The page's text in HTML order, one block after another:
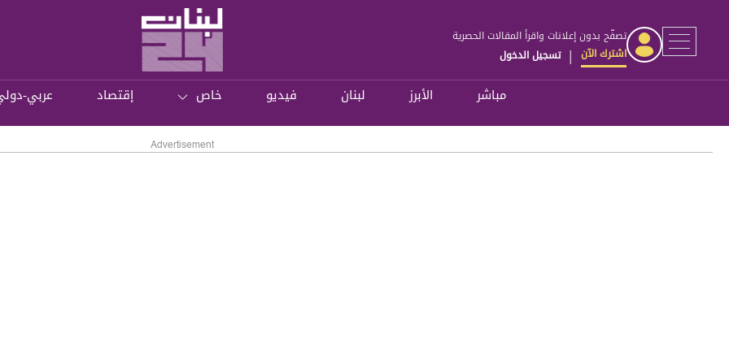
تصفّح بدون إعلانات واقرأ المقالات الحصرية
اشترك الآن | تسجيل الدخول
مباشر الأبرز لبنان فيديو خاص إقتصاد عربي-
Advertisement